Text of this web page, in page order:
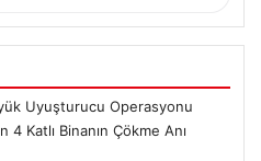
Uyuşturucu Operasyonu
4 Katlı Binanın Çökme Anı